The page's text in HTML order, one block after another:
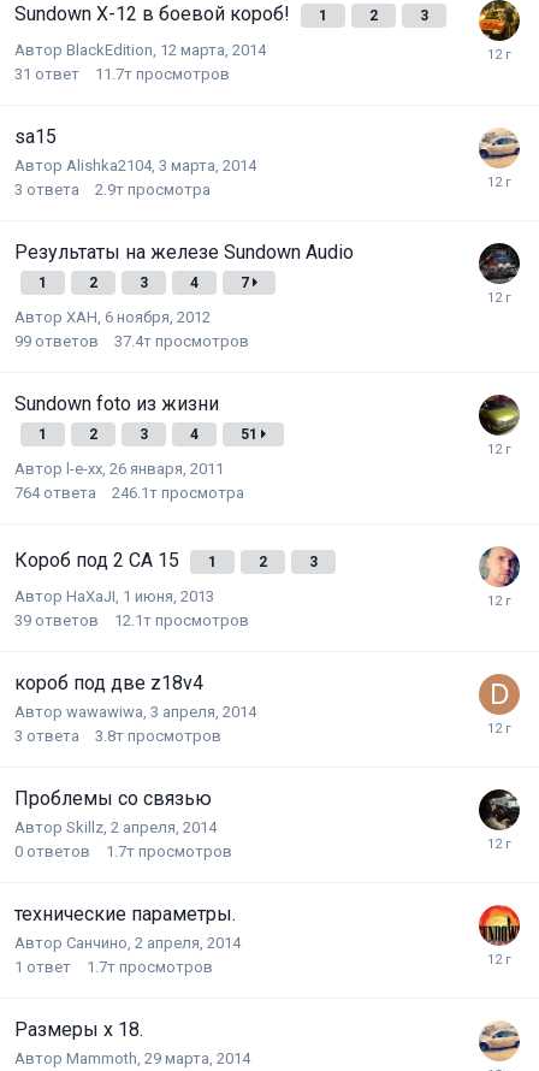
Sundown X-12 в боевой короб! 1 2 3
Автор BlackEdition 12 марта, 2014
31 ответ 11.7т просмотров
sa15
Автор Alishka2104, 3 марта, 2014
3 ответа 2.9т просмотра
Результаты на железе Sundown Audio
1 2 3 4 7
Автор XAH 6 ноября, 2012
99 ответов 37.4т просмотров
Sundown foto из жизни
1 2 3 4 51
Автор l-e-xx 26 января, 2011
764 ответа 246.1т просмотра
Короб под 2 СА 15 1 2 3
Автор HaXaJI 1 июня, 2013
39 ответов 12.1т просмотров
короб под две z18v4
Автор wawawiwa 3 апреля, 2014
3 ответа 3.8т просмотров
Проблемы со связью
Автор Skillz 2 апреля, 2014
0 ответов 1.7т просмотров
технические параметры.
Автор Санчино 2 апреля, 2014
1 ответ 1.7т просмотров
Размеры х 18.
Автор Mammoth 29 марта, 2014